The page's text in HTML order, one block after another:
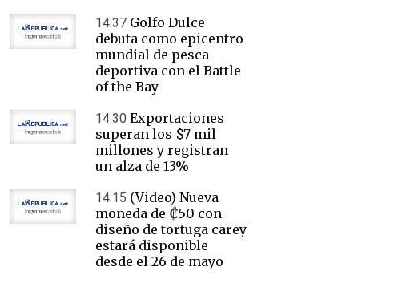
14:37 Golfo Dulce
debuta como epicentro
mundial de pesca
deportiva con el Battle
of the Bay
14:30 Exportaciones
superan los $7 mil
millones y registran
un alza de 13%
14:15 (Video) Nueva
moneda de ₡50 con
diseño de tortuga carey
estará disponible
desde el 26 de mayo